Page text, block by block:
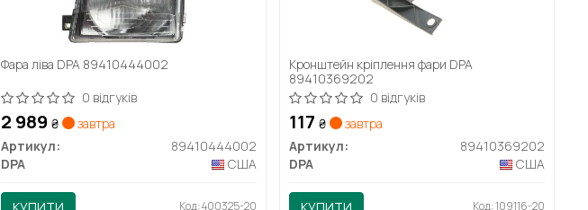
Фара ліва DPA 89410444002
0 відгуків
2 989₴
завтра
Артикул:
89410444002
DPA
США
Код: 400325-20
Кронштейн кріплення фари DPA
89410369202
0 відгуків
117₴
завтра
Артикул:
89410369202
DPA
США
Код: 109116-20